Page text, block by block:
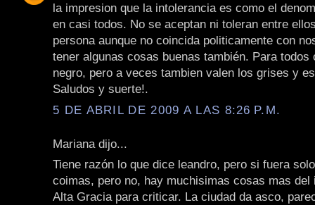
la impresion que la intolerancia es como el
en casi todos. No se aceptan ni toleran entre
persona aunque no coincida politicamente con
tener algunas cosas buenas también. Para todos
negro, pero a veces tambien valen los grises y
Saludos y suerte!.
5 DE ABRIL DE 2009 A LAS 8:26 P.M.
Mariana dijo...
Tiene razón lo que dice leandro, pero si fuera
coimas, pero no, hay muchisimas cosas mas del
Alta Gracia para criticar. La ciudad da asco,